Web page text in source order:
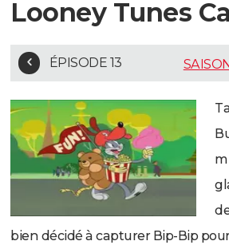
Looney Tunes
ÉPISODE 13
bien décidé à capturer Bip-Bip